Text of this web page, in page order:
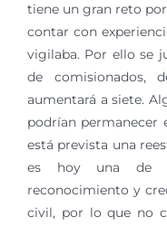
tiene un gran reto
contar con
vigilaba. Por ello se
de comisionados,
aumentará a siete.
podrían permanecer
está prevista una
es hoy una de
reconocimiento y
civil, por lo que no